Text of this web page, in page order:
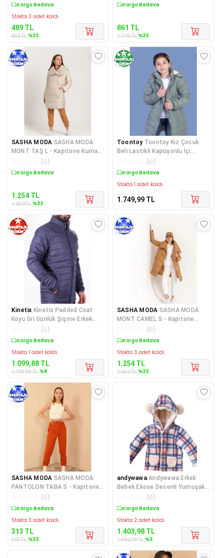
Sepette %23 İndirim
Stokta 3 adet kaldı.
489 TL
636TL %23
Sepette %23 İndirim
861 TL
1.119TL %23
SASHA MODA SASHA MODA
MONT TAŞ L - Kapitone Kumaş
Şal Yaka Bol Kalıp Yaka De
(0)
Sepette %23 İndirim
1.254 TL
1.630TL %23
Toontoy Toontoy Kız Çocuk
Beli Lastikli Kapüşonlu İçi
Kürklü Kaban
(0)
Kargo Bedava
Stokta 1 adet kaldı.
1.749,99 TL
Kinetix Kinetix Padded Coat
Koyu Gri Günlük Şişme Erkek
(0)
Sepette %8 İndirim
Stokta 1 adet kaldı.
1.099,88 TL
1.199,99TL %8
SASHA MODA SASHA MODA
MONT CAMEL S - Kapitone
Kumaş Şal Yaka Bol Kalıp Yaka
(0)
Sepette %23 İndirim
Stokta 3 adet kaldı.
1.254 TL
1.630TL %23
SASHA MODA SASHA MODA
PANTOLON TABA S - Kapitone
Kumaş Kadın Alt Pantolon
(0)
Sepette %23 İndirim
Stokta 3 adet kaldı.
313 TL
407TL %23
andywawa Andywawa Erkek
Bebek Ekose Desenli Yumuşak
Bej Mont AC21073
(0)
Sepette %3 İndirim
Stokta 2 adet kaldı.
1.403,98 TL
1.450,78TL %3